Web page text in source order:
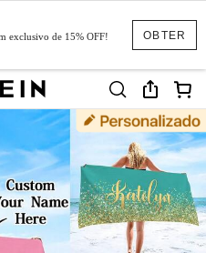
OBTER
exclusivo de 15% OFF!